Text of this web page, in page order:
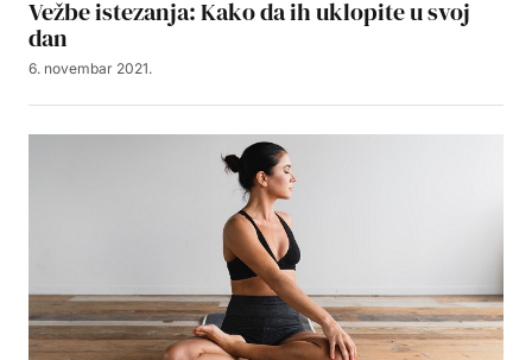
Vežbe istezanja: Kako da ih uklopite u svoj
dan
6. novembar 2021.